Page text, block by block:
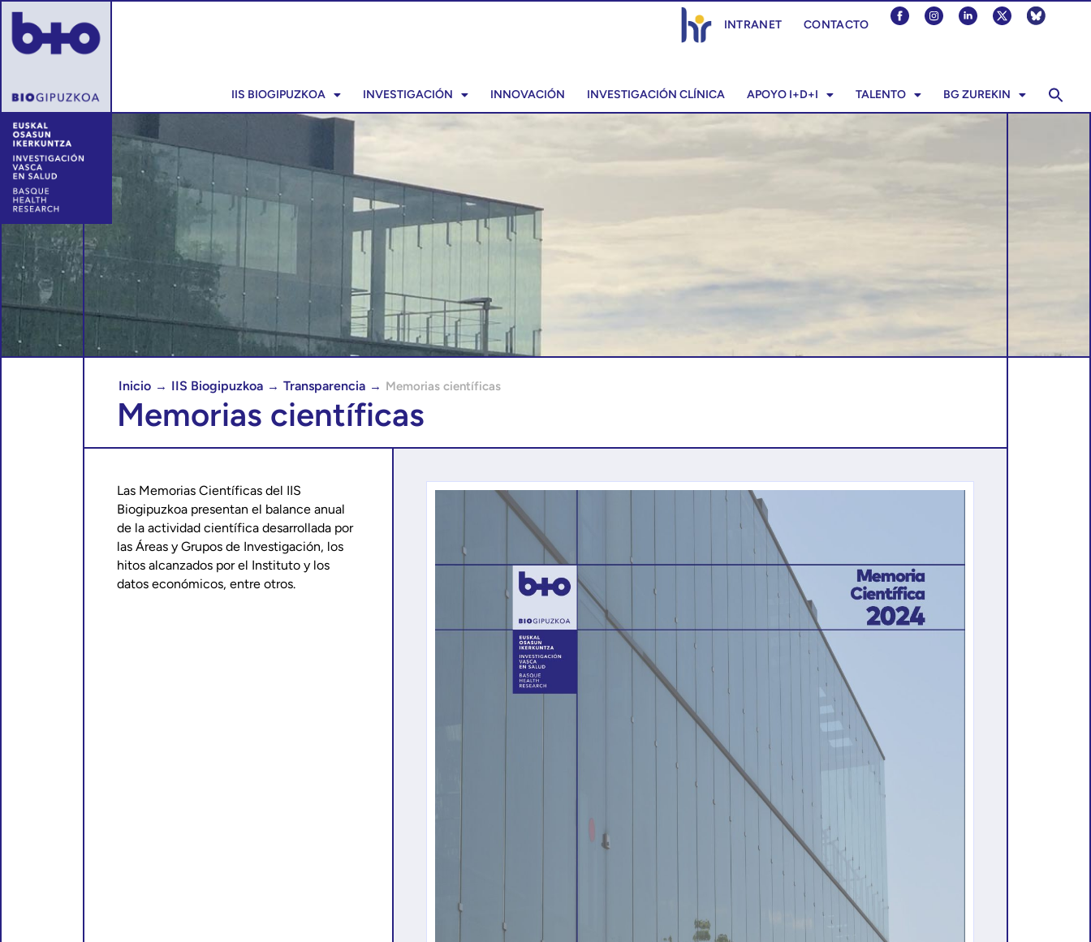
INTRANET CONTACTO
IIS BIOGIPUZKOA INVESTIGACIÓN INNOVACIÓN INVESTIGACIÓN CLÍNICA APOYO I+D+I TALENTO BG ZUREKIN
Inicio → IIS Biogipuzkoa → Transparencia → Memorias científicas
Memorias científicas
Las Memorias Científicas del IIS
Biogipuzkoa presentan el balance anual
de la actividad científica desarrollada por
las Áreas y Grupos de Investigación, los
hitos alcanzados por el Instituto y los
datos económicos, entre otros.